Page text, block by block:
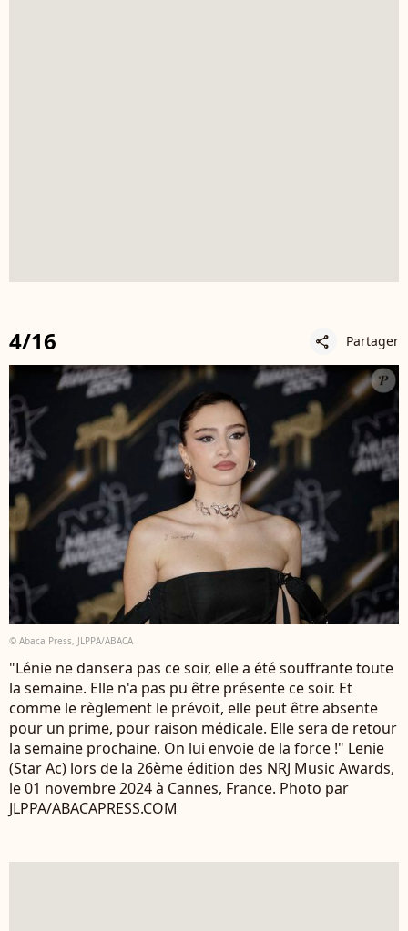
4/16 share Partager
© Abaca Press, JLPPA/ABACA
"Lénie ne dansera pas ce soir, elle a été souffrante toute
la semaine. Elle n'a pas pu être présente ce soir. Et
comme le règlement le prévoit, elle peut être absente
pour un prime, pour raison médicale. Elle sera de retour
la semaine prochaine. On lui envoie de la force !" Lenie
(Star Ac) lors de la 26ème édition des NRJ Music Awards,
le 01 novembre 2024 à Cannes, France. Photo par
JLPPA/ABACAPRESS.COM